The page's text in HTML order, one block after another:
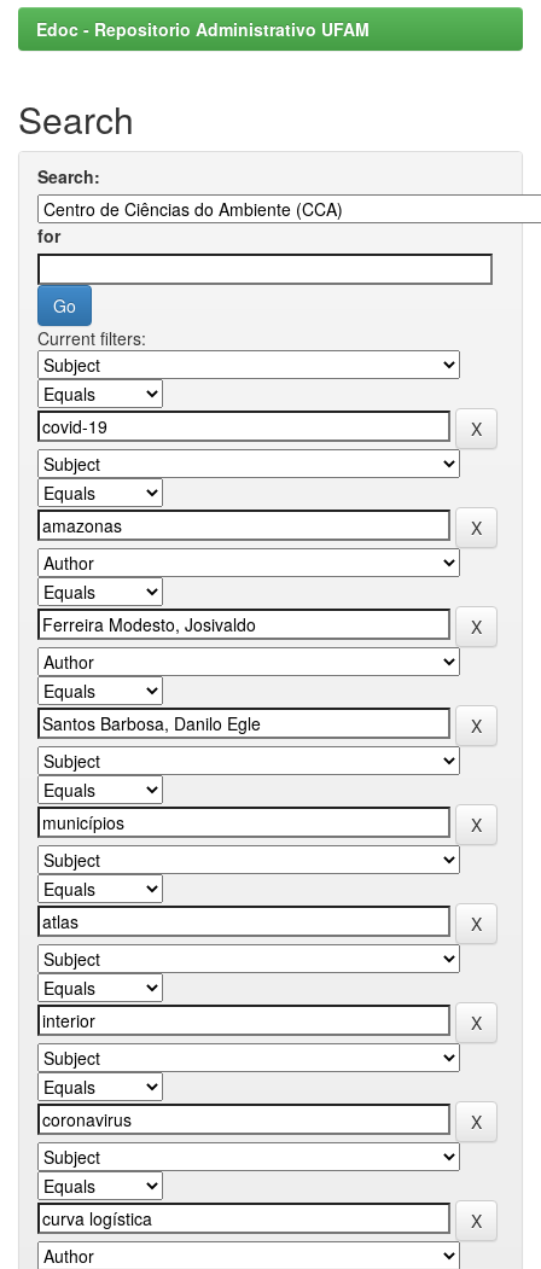
Edoc - Repositorio Administrativo UFAM
Search
Search:
for
Current filters: